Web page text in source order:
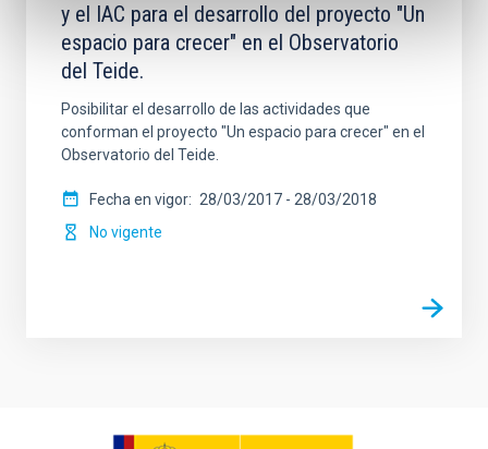
y el IAC para el desarrollo del proyecto "Un
espacio para crecer" en el Observatorio
del Teide.
Posibilitar el desarrollo de las actividades que
conforman el proyecto "Un espacio para crecer" en el
Observatorio del Teide.
Fecha en vigor 28/03/2017 - 28/03/2018
No vigente